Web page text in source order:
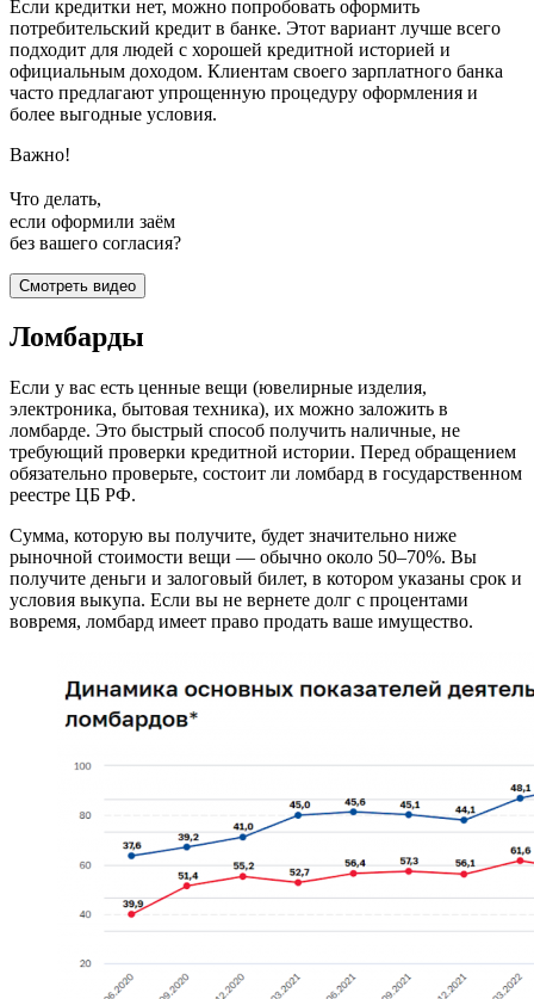
Если кредитки нет, можно попробовать оформить
потребительский кредит в банке. Этот вариант лучше всего
подходит для людей с хорошей кредитной историей и
официальным доходом. Клиентам своего зарплатного банка
часто предлагают упрощенную процедуру оформления и
более выгодные условия.
Важно!
Что делать,
если оформили заём
без вашего согласия?
Смотреть видео
Ломбарды
Если у вас есть ценные вещи (ювелирные изделия,
электроника, бытовая техника), их можно заложить в
ломбарде. Это быстрый способ получить наличные, не
требующий проверки кредитной истории. Перед обращением
обязательно проверьте, состоит ли ломбард в государственном
реестре ЦБ РФ.
Сумма, которую вы получите, будет значительно ниже
рыночной стоимости вещи — обычно около 50–70%. Вы
получите деньги и залоговый билет, в котором указаны срок и
условия выкупа. Если вы не вернете долг с процентами
вовремя, ломбард имеет право продать ваше имущество.